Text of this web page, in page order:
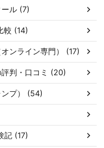
ル (7)
較 (14)
ンライン専門） (17)
判・口コミ (20)
プ） (54)
記 (17)